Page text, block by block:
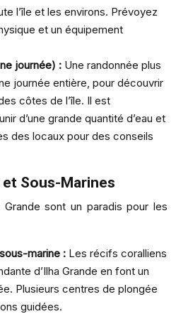
l’île et les environs. Prévoyez
et un équipement
journée) : Une randonnée plus
journée entière, pour découvrir
côtes de l’île. Il est
d’une grande quantité d’eau et
des locaux pour des conseils
Sous-Marines
Grande sont un paradis pour les
marine : Les récifs coralliens
d’Ilha Grande en font un
Plusieurs centres de plongée
guidées.